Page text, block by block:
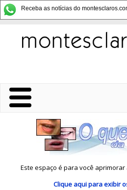
Receba as notícias do
Este espaço é para você
Clique aquipara exibir